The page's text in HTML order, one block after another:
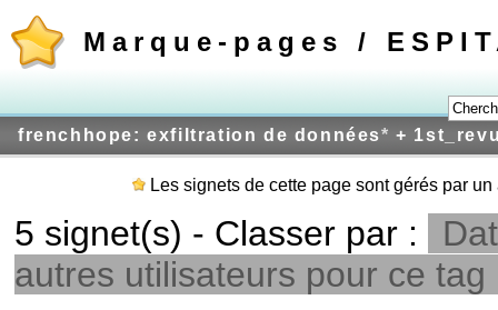
Marque-pages /
frenchhope: exfiltration de données* +
Les signets de cette page sont gérés par
5 signet(s) - Classer par :
autres utilisateurs pour ce tag